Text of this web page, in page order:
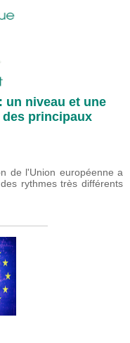
un niveau et une
principaux
de l'Union européenne a
rythmes très différents